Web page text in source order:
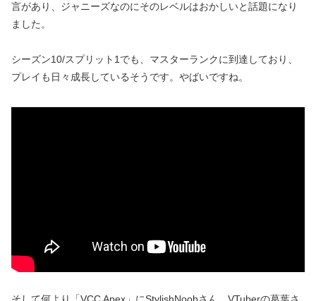
言があり、ジャニーズなのにそのレベルはおかしいと話題になり
ました。
シーズン10/スプリット1でも、マスターランクに到達しており、
プレイも日々成長しているそうです。やばいですね。
そして何より「VCC Apex」にStylishNoobさん、VTuberの葛葉さ